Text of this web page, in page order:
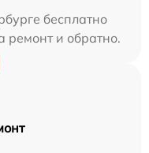
бесплатно
ремонт и обратно.